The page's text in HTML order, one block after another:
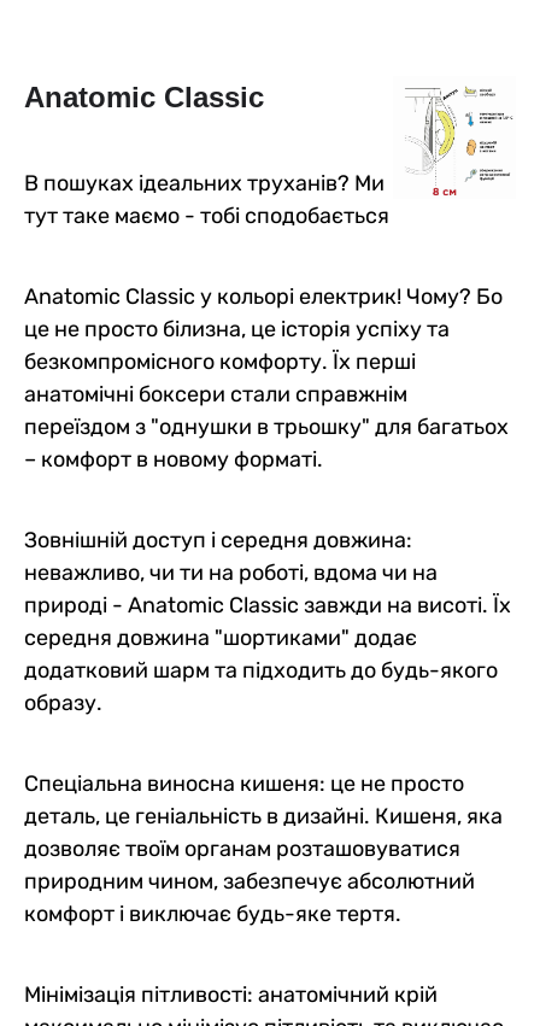
Anatomic Classic
В пошуках ідеальних труханів? Ми
тут таке маємо - тобі сподобається
Anatomic Classic у кольорі електрик! Чому? Бо
це не просто білизна, це історія успіху та
безкомпромісного комфорту. Їх перші
анатомічні боксери стали справжнім
переїздом з "однушки в трьошку" для багатьох
– комфорт в новому форматі.
Зовнішній доступ і середня довжина:
неважливо, чи ти на роботі, вдома чи на
природі - Anatomic Classic завжди на висоті. Їх
середня довжина "шортиками" додає
додатковий шарм та підходить до будь-якого
образу.
Спеціальна виносна кишеня: це не просто
деталь, це геніальність в дизайні. Кишеня, яка
дозволяє твоїм органам розташовуватися
природним чином, забезпечує абсолютний
комфорт і виключає будь-яке тертя.
Мінімізація пітливості: анатомічний крій